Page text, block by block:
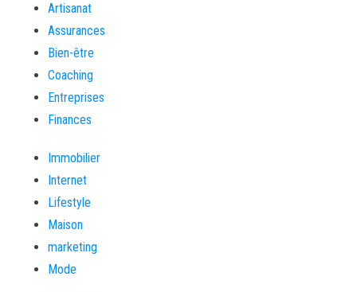
Artisanat
Assurances
Bien-être
Coaching
Entreprises
Finances
Immobilier
Internet
Lifestyle
Maison
marketing
Mode